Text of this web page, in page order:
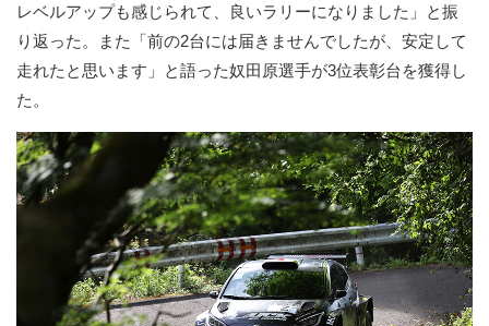
レベルアップも感じられて、良いラリーになりました」と振
り返った。また「前の2台には届きませんでしたが、安定して
走れたと思います」と語った奴田原選手が3位表彰台を獲得し
た。